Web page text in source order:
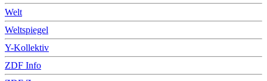
Welt
Weltspiegel
Y-Kollektiv
ZDF Info